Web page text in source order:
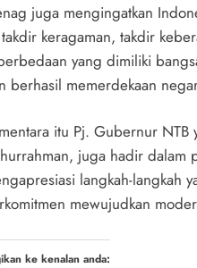
juga mengingatkan
keragaman, takdir
yang dimiliki
berhasil memerdekaan
itu Pj. Gubernur NTB
juga hadir dalam
langkah-langkah
mewujudkan
ke kenalan anda: